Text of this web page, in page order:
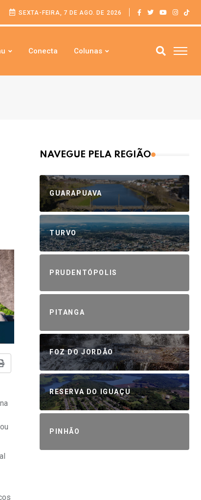
SEXTA-FEIRA, 7 DE AGO. DE 2026
Conecta Colunas
NAVEGUE PELA REGIÃO
GUARAPUAVA
TURVO
PRUDENTÓPOLIS
PITANGA
FOZ DO JORDÃO
RESERVA DO IGUAÇU
PINHÃO